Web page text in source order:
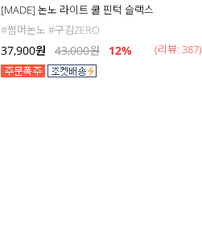
[MADE] 논노 라이트 쿨 핀턱 슬랙스
#썸머논노 #구김ZERO
37,900원 43,000원 12% (리뷰: 387)